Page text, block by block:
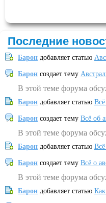
Последние
Барон добавляет статью
Барон создает тему
В этой теме форума
Барон добавляет статью Всё
Барон создает тему Всё об
В этой теме форума
Барон добавляет статью
Барон создает тему Всё о
В этой теме форума
Барон добавляет статью